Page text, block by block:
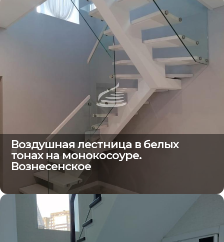
Воздушная лестница в белых
тонах на монокосоуре.
Вознесенское